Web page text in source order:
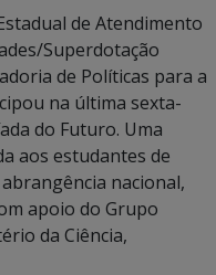
de Atendimento
Superdotação
de Políticas para a
na última sexta-
do Futuro. Uma
aos estudantes de
nacional,
apoio do Grupo
da Ciência,